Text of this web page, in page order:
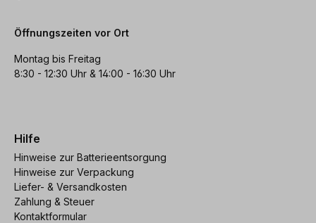
Öffnungszeiten vor Ort
Montag bis Freitag
8:30 - 12:30 Uhr & 14:00 - 16:30 Uhr
Hilfe
Hinweise zur Batterieentsorgung
Hinweise zur Verpackung
Liefer- & Versandkosten
Zahlung & Steuer
Kontaktformular